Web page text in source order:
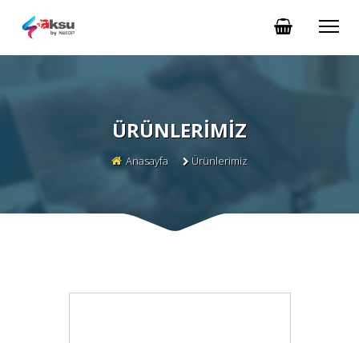
ÜRÜNLERIMIZ
Anasayfa Ürünlerimiz